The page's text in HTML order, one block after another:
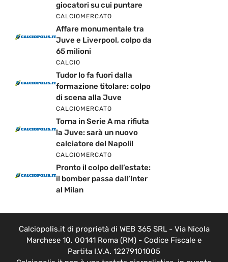
giocatori su cui puntare
CALCIOMERCATO
Affare monumentale tra
Juve e Liverpool, colpo da
65 milioni
CALCIO
Tudor lo fa fuori dalla
formazione titolare: colpo
di scena alla Juve
CALCIOMERCATO
Torna in Serie A ma rifiuta
la Juve: sarà un nuovo
calciatore del Napoli!
CALCIOMERCATO
Pronto il colpo dell’estate:
il bomber passa dall’Inter
al Milan
Calciopolis.it di proprietà di WEB 365 SRL - Via Nicola
Marchese 10, 00141 Roma (RM) - Codice Fiscale e
Partita I.V.A. 12279101005